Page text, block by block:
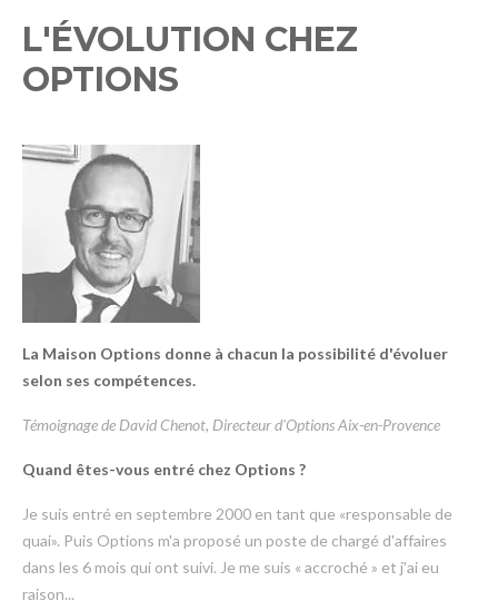
L'ÉVOLUTION CHEZ
OPTIONS
La Maison Options donne à chacun la possibilité d'évoluer
selon ses compétences.
Témoignage de David Chenot, Directeur d'Options Aix-en-Provence
Quand êtes-vous entré chez Options ?
Je suis entré en septembre 2000 en tant que «responsable de
quai». Puis Options m'a proposé un poste de chargé d'affaires
dans les 6 mois qui ont suivi. Je me suis « accroché » et j'ai eu
raison...